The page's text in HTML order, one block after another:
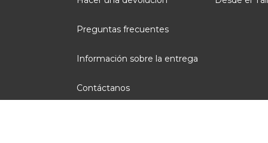
Preguntas frecuentes
Información sobre la entrega
Contáctanos